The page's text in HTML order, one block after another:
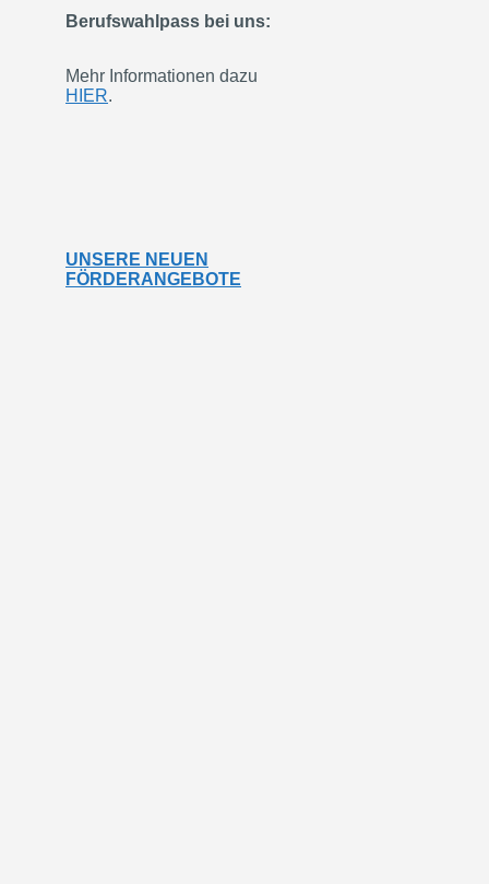
Berufswahlpass bei uns:
Mehr Informationen dazu
HIER.
UNSERE NEUEN
FÖRDERANGEBOTE